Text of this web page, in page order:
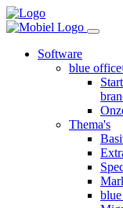
Software
blue
Thema's